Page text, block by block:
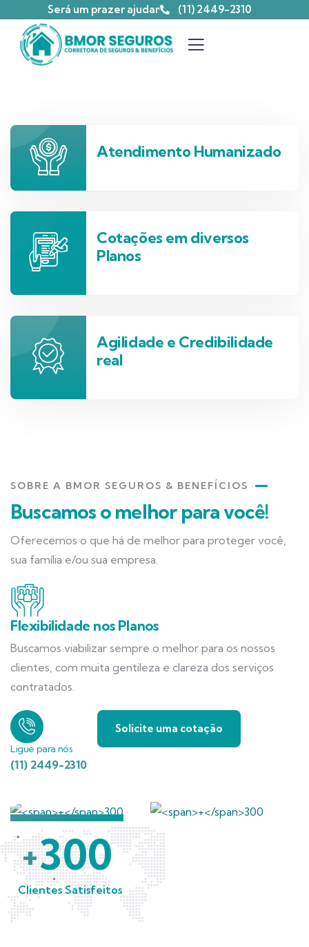
Será um prazer ajudar (11) 2449-2310
Atendimento Humanizado
Cotações em diversos
Planos
Agilidade e Credibilidade
real
SOBRE A BMOR SEGUROS & BENEFÍCIOS
Buscamos o melhor para você!
Oferecemos o que há de melhor para proteger você,
sua família e/ou sua empresa.
Flexibilidade nos Planos
Buscamos viabilizar sempre o melhor para os nossos
clientes, com muita gentileza e clareza dos serviços
contratados.
Ligue para nós
(11) 2449-2310
Solicite uma cotação
+300
Clientes Satisfeitos